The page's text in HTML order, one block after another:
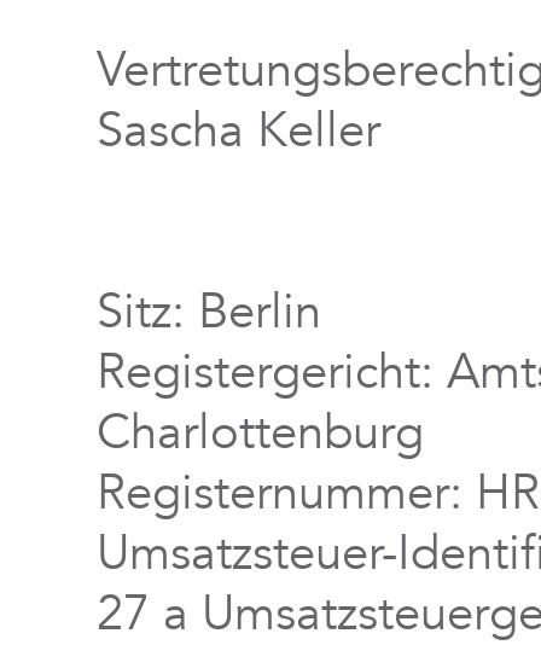
Sascha Keller
Sitz: Berlin
Registergericht:
Charlottenburg
Registernummer:
Umsatzsteuer-
27 a